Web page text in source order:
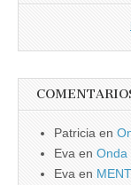
Patricia en
Eva en Onda
Eva en